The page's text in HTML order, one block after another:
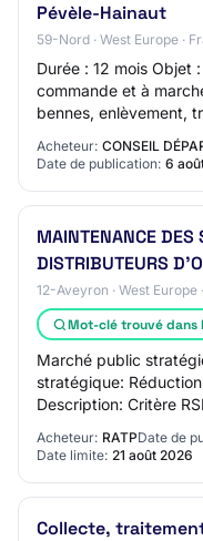
Pévèle-Hainaut
59-Nord · West Europe ·
Durée : 12 mois
commande et à
bennes, enlèvement,
déchets gérés par la
Acheteur: CONSEIL
Date de publication: 6
MAINTENANCE DES
DISTRIBUTEURS
12-Aveyron · West Europe
Mot-clé trouvé dans
Marché public
stratégique:
Description: Critère
Acheteur: RATPDate de
Date limite: 21 août 2026
Collecte,